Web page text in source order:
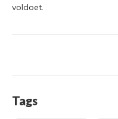
voldoet.
Tags